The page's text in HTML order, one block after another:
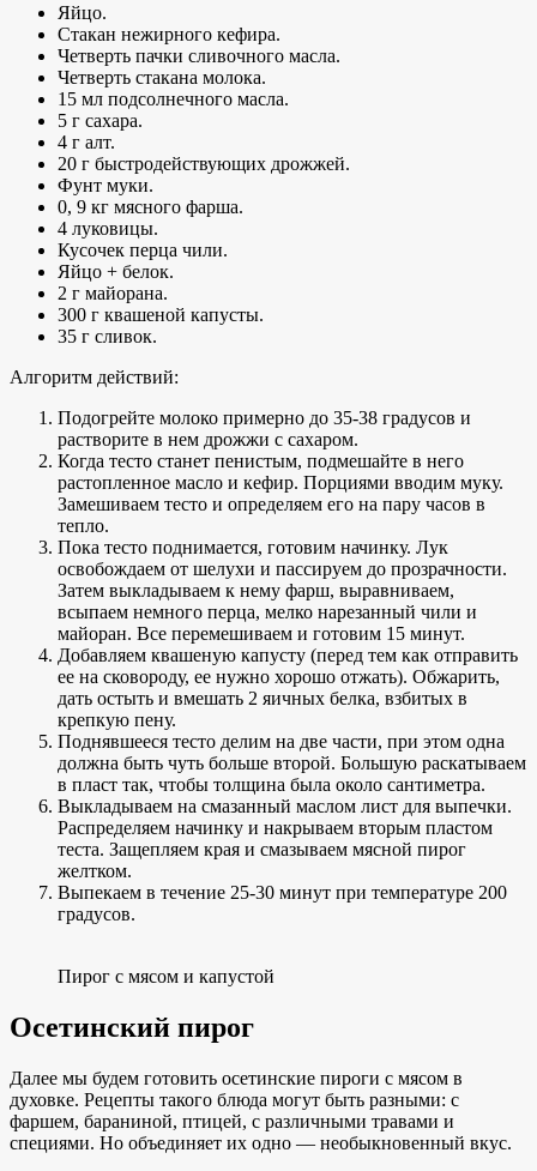
Яйцо.
Стакан нежирного кефира.
Четверть пачки сливочного масла.
Четверть стакана молока.
15 мл подсолнечного масла.
5 г сахара.
4 г алт.
20 г быстродействующих дрожжей.
Фунт муки.
0, 9 кг мясного фарша.
4 луковицы.
Кусочек перца чили.
Яйцо + белок.
2 г майорана.
300 г квашеной капусты.
35 г сливок.
Алгоритм действий:
Подогрейте молоко примерно до 35-38 градусов и
растворите в нем дрожжи с сахаром.
Когда тесто станет пенистым, подмешайте в него
растопленное масло и кефир. Порциями вводим муку.
Замешиваем тесто и определяем его на пару часов в
тепло.
Пока тесто поднимается, готовим начинку. Лук
освобождаем от шелухи и пассируем до прозрачности.
Затем выкладываем к нему фарш, выравниваем,
всыпаем немного перца, мелко нарезанный чили и
майоран. Все перемешиваем и готовим 15 минут.
Добавляем квашеную капусту (перед тем как отправить
ее на сковороду, ее нужно хорошо отжать). Обжарить,
дать остыть и вмешать 2 яичных белка, взбитых в
крепкую пену.
Поднявшееся тесто делим на две части, при этом одна
должна быть чуть больше второй. Большую раскатываем
в пласт так, чтобы толщина была около сантиметра.
Выкладываем на смазанный маслом лист для выпечки.
Распределяем начинку и накрываем вторым пластом
теста. Защепляем края и смазываем мясной пирог
желтком.
Выпекаем в течение 25-30 минут при температуре 200
градусов.
Пирог с мясом и капустой
Осетинский пирог
Далее мы будем готовить осетинские пироги с мясом в
духовке. Рецепты такого блюда могут быть разными: с
фаршем, бараниной, птицей, с различными травами и
специями. Но объединяет их одно — необыкновенный вкус.